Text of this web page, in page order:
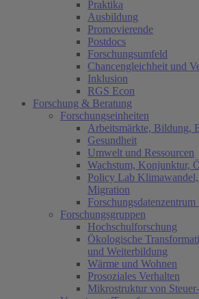
Praktika
Ausbildung
Promovierende
Postdocs
Forschungsumfeld
Chancengleichheit und
Inklusion
RGS Econ
Forschung & Beratung
Forschungseinheiten
Arbeitsmärkte, Bildung,
Gesundheit
Umwelt und Ressourcen
Wachstum, Konjunktur,
Policy Lab
Migration
Forschungsgruppen
Hochschulforschung
Ökologische
und Weiterbildung
Wärme und Wohnen
Prosoziales Verhalten
Mikrostruktur von